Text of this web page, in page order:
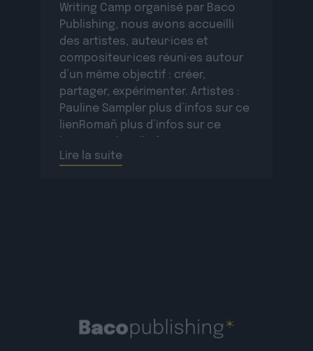
Writing Camp organisé par Baco
Publishing, nous avons accueilli
des artistes, auteur·ices et
compositeur·ices réuni·es autour
d’un même objectif : créer,
partager, expérimenter. Artistes :
Pauline Sampler plus d’infos sur ce
lienRomañ plus d’infos sur ce
lienSopycal plus d’infos sur ce
Lire la suite